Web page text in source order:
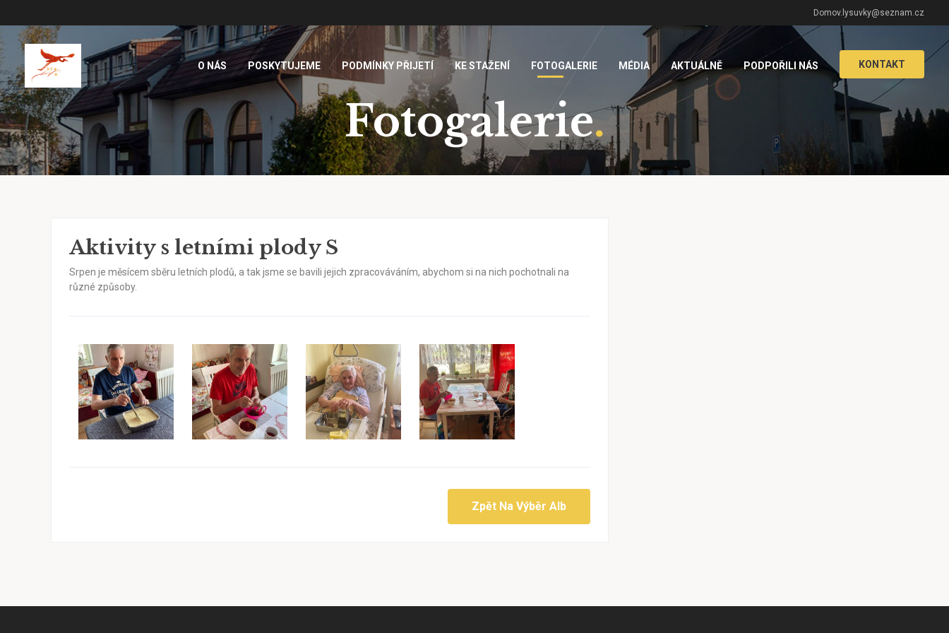
Domov.lysuvky@seznam.cz
O NÁS POSKYTUJEME PODMÍNKY PŘIJETÍ KE STAŽENÍ FOTOGALERIE MÉDIA AKTUÁLNĚ PODPOŘILI NÁS KONTAKT
Fotogalerie.
Aktivity s letními plody S
Srpen je měsícem sběru letních plodů, a tak jsme se bavili jejich zpracováváním, abychom si na nich pochotnali na
různé způsoby.
Zpět Na Výběr Alb